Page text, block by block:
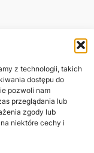
z technologii, takich
dostępu do
pozwoli nam
przeglądania lub
zgody lub
niektóre cechy i
i regulamin